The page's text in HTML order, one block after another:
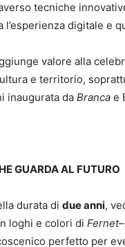
tecniche
l’esperienza digitale e
valore alla
e territorio,
inaugurata da Branca e
GUARDA AL FUTURO
durata di due anni,
loghi e colori di Fernet–
perfetto per